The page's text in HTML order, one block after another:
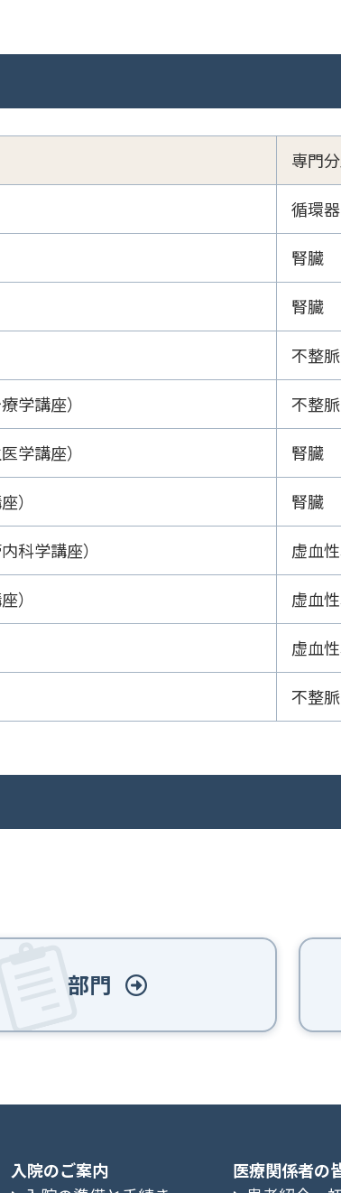
専門
循環器
腎臓
腎臓
不整
学講座） 不整
学講座） 腎臓
） 腎臓
科学講座） 虚血
） 虚血
虚血
不整
部門
入院のご案内
医療関係者の